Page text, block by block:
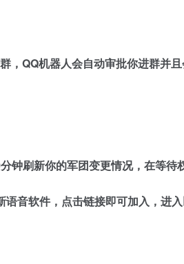
，QQ机器人会自动审批你进群并
钟刷新你的军团变更情况，在等
语音软件，点击链接即可加入，进